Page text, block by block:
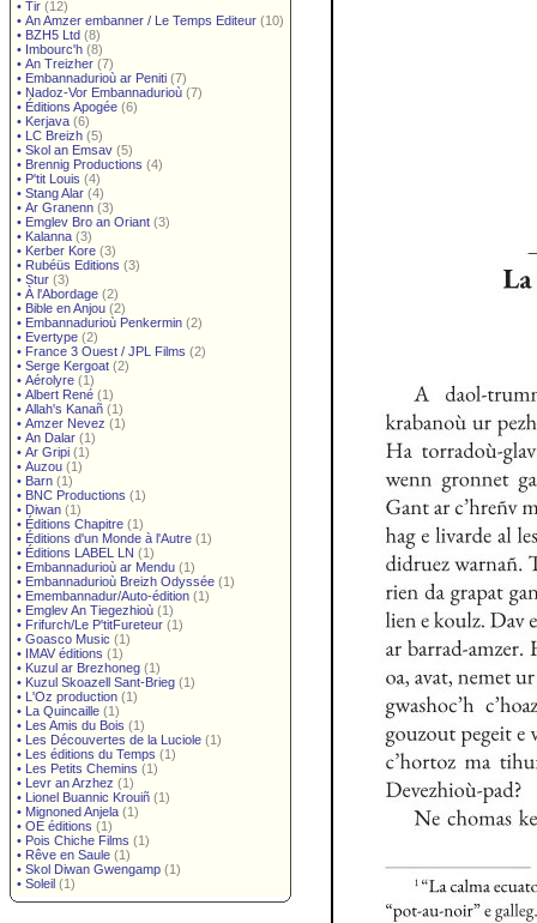
• Tir (12)
• An Amzer embanner / Le Temps Editeur (10)
• BZH5 Ltd (8)
• Imbourc'h (8)
• An Treizher (7)
• Embannadurioù ar Peniti (7)
• Nadoz-Vor Embannadurioù (7)
• Éditions Apogée (6)
• Kerjava (6)
• LC Breizh (5)
• Skol an Emsav (5)
• Brennig Productions (4)
• P'tit Louis (4)
• Stang Alar (4)
• Ar Granenn (3)
• Emglev Bro an Oriant (3)
• Kalanna (3)
• Kerber Kore (3)
• Rubéüs Editions (3)
• Stur (3)
• À l'Abordage (2)
• Bible en Anjou (2)
• Embannadurioù Penkermin (2)
• Evertype (2)
• France 3 Ouest / JPL Films (2)
• Serge Kergoat (2)
• Aérolyre (1)
• Albert René (1)
• Allah's Kanañ (1)
• Amzer Nevez (1)
• An Dalar (1)
• Ar Gripi (1)
• Auzou (1)
• Barn (1)
• BNC Productions (1)
• Diwan (1)
• Éditions Chapitre (1)
• Éditions d'un Monde à l'Autre (1)
• Éditions LABEL LN (1)
• Embannadurioù ar Mendu (1)
• Embannadurioù Breizh Odyssée (1)
• Emembannadur/Auto-édition (1)
• Emglev An Tiegezhioù (1)
• Frifurch/Le P'titFureteur (1)
• Goasco Music (1)
• IMAV éditions (1)
• Kuzul ar Brezhoneg (1)
• Kuzul Skoazell Sant-Brieg (1)
• L'Oz production (1)
• La Quincaille (1)
• Les Amis du Bois (1)
• Les Découvertes de la Luciole (1)
• Les éditions du Temps (1)
• Les Petits Chemins (1)
• Levr an Arzhez (1)
• Lionel Buannic Krouiñ (1)
• Mignoned Anjela (1)
• OE éditions (1)
• Pois Chiche Films (1)
• Rêve en Saule (1)
• Skol Diwan Gwengamp (1)
• Soleil (1)